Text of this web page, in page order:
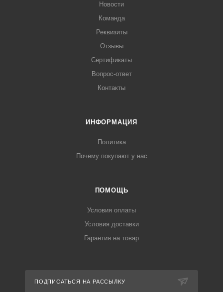
Новости
Команда
Реквизиты
Отзывы
Сертификаты
Вопрос-ответ
Контакты
ИНФОРМАЦИЯ
Политика
Почему покупают у нас
ПОМОЩЬ
Условия оплаты
Условия доставки
Гарантия на товар
ПОДПИСАТЬСЯ НА РАССЫЛКУ